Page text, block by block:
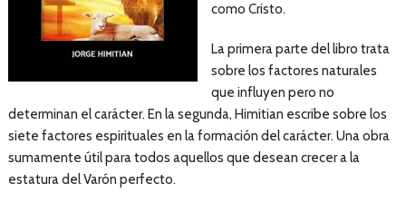
como Cristo.
La primera parte del libro trata
sobre los factores naturales
que influyen pero no
determinan el carácter. En la segunda, Himitian escribe sobre los
siete factores espirituales en la formación del carácter. Una obra
sumamente útil para todos aquellos que desean crecer a la
estatura del Varón perfecto.